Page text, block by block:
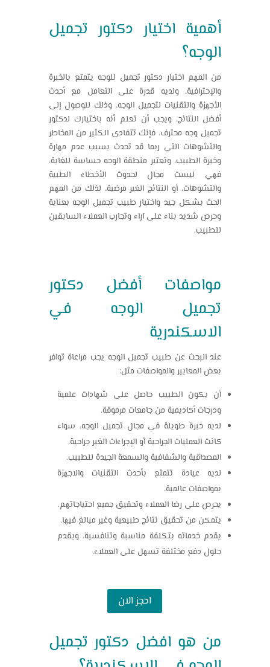
أهمية اختيار دكتور تجميل
الوجه؟
من المهم اختيار دكتور تجميل للوجه يتمتع بالخبرة
والإحترافية، ولديه قدرة على التعامل مع أحدث
الأجهزة والتقنيات لتجميل الوجه، وذلك للوصول إلى
أفضل النتائج، ويجب أن تعلم أنه باختيارك لدكتور
تجميل وجه محترف، فإنك تتفادى الكثير من المخاطر
والتشوهات التي ربما قد تحدث بسبب عدم مهارة
وخبرة الطبيب، وتعتبر منطقة الوجه حساسة للغاية،
فهي ليست مجال لحدوث الأخطاء الطبية
والتشوهات، أو النتائج الغير مرضية، لذلك من المهم
الحث بشكل جيد واختيار طبيب تجميل الوجه بعناية
وحرص شديد بناء على آراء وتجارب العملاء السابقين
للطبيب.
مواصفات أفضل دكتور
تجميل الوجه في
الاسكندرية
عند البحث عن طبيب تجميل الوجه يجب مراعاة توافر
بعض المعايير والمواصفات مثل:
أن يكون الطبيب حاصل على شهادات علمية
ودرجات أكاديمية من جامعات مرموقة.
لديه خبرة طويلة في مجال تجميل الوجه، سواء
كانت العمليات الجراحية أو الإجراءات الغير جراحية.
المصداقية والشفافية والسمعة الجيدة للطبيب.
لديه عيادة تتمتع بأحدث التقنيات والاجهزة
بمواصفات عالمية.
يحرص على رضا العملاء وتحقيق جميع احتياجاتهم.
يتمكن من تحقيق نتائج طبيعية وغير مبالغ فيها.
يقدم خدماته بتكلفة مناسبة وتنافسية، ويقدم
حلول دفع مختلفة تسهل على العملاء.
احجز الان
من هو افضل دكتور تجميل